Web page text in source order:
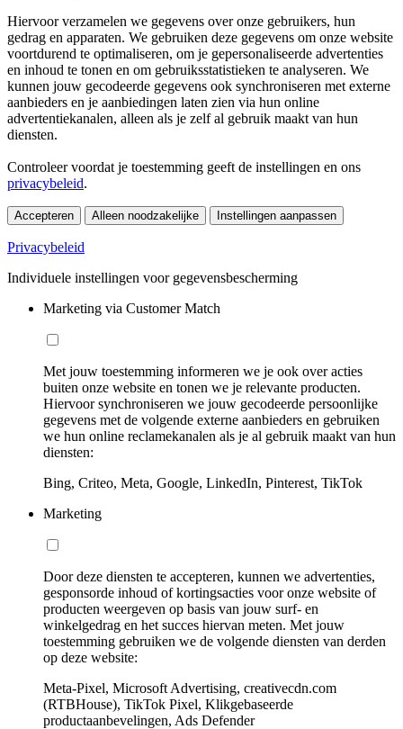
Hiervoor verzamelen we gegevens over onze gebruikers, hun
gedrag en apparaten. We gebruiken deze gegevens om onze website
voortdurend te optimaliseren, om je gepersonaliseerde advertenties
en inhoud te tonen en om gebruiksstatistieken te analyseren. We
kunnen jouw gecodeerde gegevens ook synchroniseren met externe
aanbieders en je aanbiedingen laten zien via hun online
advertentiekanalen, alleen als je zelf al gebruik maakt van hun
diensten.
Controleer voordat je toestemming geeft de instellingen en ons
privacybeleid.
Accepteren Alleen noodzakelijke Instellingen aanpassen
Privacybeleid
Individuele instellingen voor gegevensbescherming
Marketing via Customer Match
Met jouw toestemming informeren we je ook over acties
buiten onze website en tonen we je relevante producten.
Hiervoor synchroniseren we jouw gecodeerde persoonlijke
gegevens met de volgende externe aanbieders en gebruiken
we hun online reclamekanalen als je al gebruik maakt van hun
diensten:
Bing, Criteo, Meta, Google, LinkedIn, Pinterest, TikTok
Marketing
Door deze diensten te accepteren, kunnen we advertenties,
gesponsorde inhoud of kortingsacties voor onze website of
producten weergeven op basis van jouw surf- en
winkelgedrag en het succes hiervan meten. Met jouw
toestemming gebruiken we de volgende diensten van derden
op deze website:
Meta-Pixel, Microsoft Advertising, creativecdn.com
(RTBHouse), TikTok Pixel, Klikgebaseerde
productaanbevelingen, Ads Defender